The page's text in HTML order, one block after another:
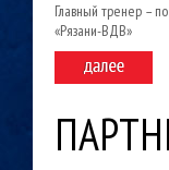
Главный тренер –
«Рязани-ВДВ»